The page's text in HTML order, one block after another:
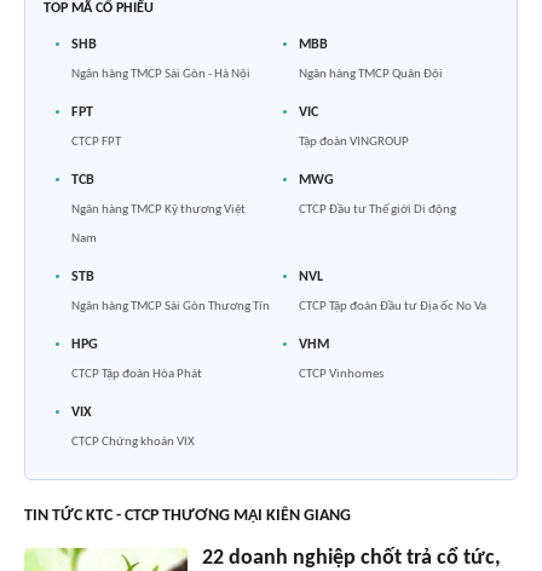
TOP MÃ CỔ PHIẾU
SHB
Ngân hàng TMCP Sài Gòn - Hà Nội
MBB
Ngân hàng TMCP Quân Đội
FPT
CTCP FPT
VIC
Tập đoàn VINGROUP
TCB
Ngân hàng TMCP Kỹ thương Việt
Nam
MWG
CTCP Đầu tư Thế giới Di động
STB
Ngân hàng TMCP Sài Gòn Thương Tín
NVL
CTCP Tập đoàn Đầu tư Địa ốc No Va
HPG
CTCP Tập đoàn Hòa Phát
VHM
CTCP Vinhomes
VIX
CTCP Chứng khoán VIX
TIN TỨC KTC - CTCP THƯƠNG MẠI KIÊN GIANG
22 doanh nghiệp chốt trả cổ tức,